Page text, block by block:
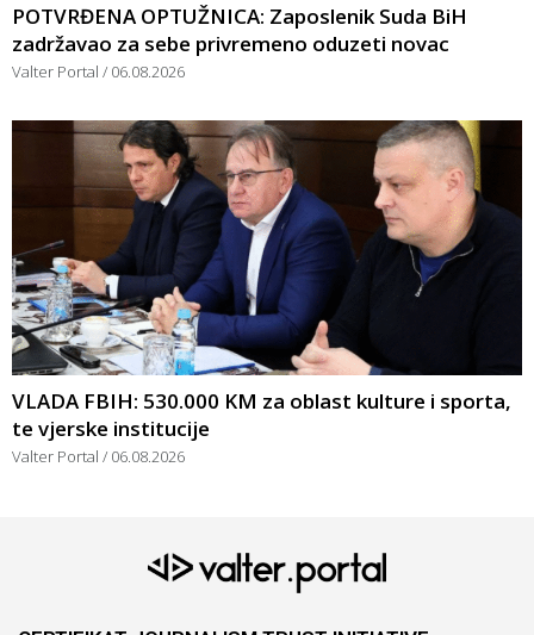
POTVRĐENA OPTUŽNICA: Zaposlenik Suda BiH
zadržavao za sebe privremeno oduzeti novac
Valter Portal 06.08.2026
VLADA FBIH: 530.000 KM za oblast kulture i sporta,
te vjerske institucije
Valter Portal 06.08.2026